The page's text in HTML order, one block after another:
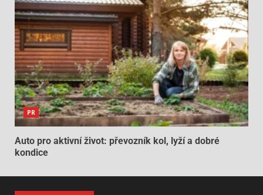
PR
Auto pro aktivní život: převozník kol, lyží a dobré
kondice